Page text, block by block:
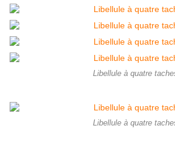
Libellule à quatre
Libellule à quatre